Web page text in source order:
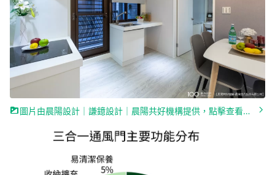
圖片由晨陽設計｜謙鐿設計｜晨陽共好機構提供，點擊查看作品詳情»